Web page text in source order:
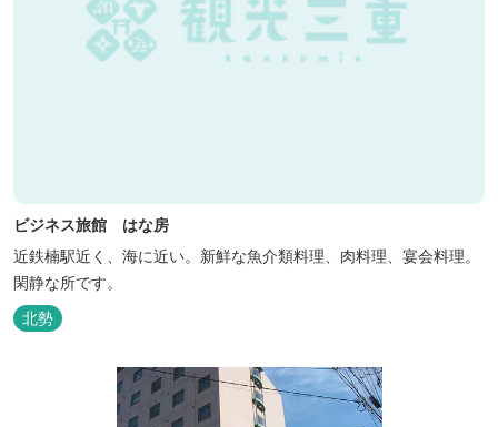
ビジネス旅館 はな房
近鉄楠駅近く、海に近い。新鮮な魚介類料理、肉料理、宴会料理。
閑静な所です。
北勢